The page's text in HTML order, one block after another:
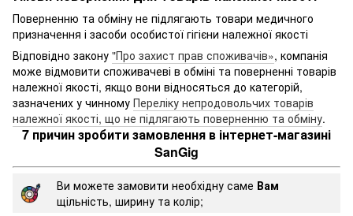
Поверненню та обміну не підлягають товари медичного
призначення і засоби особистої гігієни належної якості
Відповідно закону "Про захист прав споживачів», компанія
може відмовити споживачеві в обміні та поверненні товарів
належної якості, якщо вони відносяться до категорій,
зазначених у чинному Переліку непродовольчих товарів
належної якості, що не підлягають поверненню та обміну.
7 причин зробити замовлення в інтернет-магазині
SanGig
Ви можете замовити необхідну саме Вам
щільність, ширину та колір;